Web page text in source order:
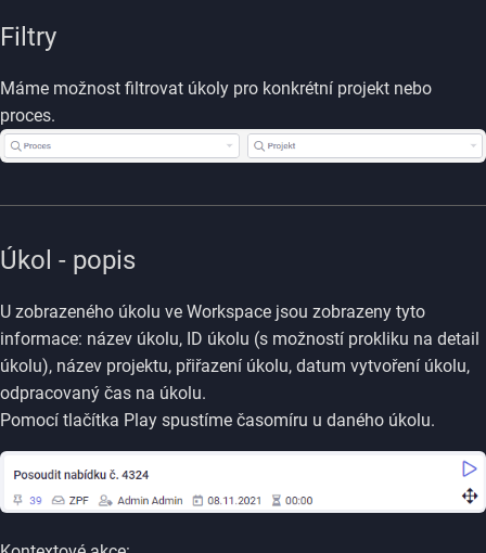
Filtry
Máme možnost filtrovat úkoly pro konkrétní projekt nebo
proces.
Úkol - popis
U zobrazeného úkolu ve Workspace jsou zobrazeny tyto
informace: název úkolu, ID úkolu (s možností prokliku na detail
úkolu), název projektu, přiřazení úkolu, datum vytvoření úkolu,
odpracovaný čas na úkolu.
Pomocí tlačítka Play spustíme časomíru u daného úkolu.